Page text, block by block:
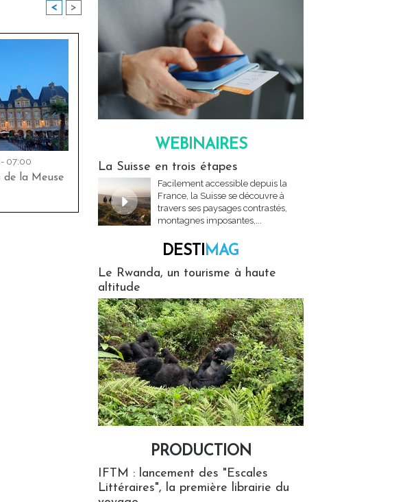
< >
07:00
de la Meuse
WEBINAIRES
La Suisse en trois étapes
Facilement accessible depuis la
France, la Suisse se découvre à
travers ses paysages contrastés,
montagnes imposantes,...
DESTIMAG
Le Rwanda, un tourisme à haute
altitude
PRODUCTION
IFTM : lancement des "Escales
Littéraires", la première librairie du